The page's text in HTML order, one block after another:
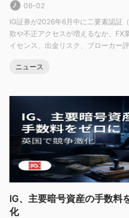
市場の取引ツール
IG証券は、
IG証券は、 最低入金額不要
ます。ライブ口座以外にも、デ
IG証券のデモ口座は、初心者
ールです。安全でリスクのな
す。IG証券のバーチャルフ
て、トレーダーは自分の資本を
ルを練習することができます。
06-02
IG証券が2026年6月中に二要素認証
欺や不正アクセスが増えるなか、FX
イセンス、出金リスク、ブローカー
ニュース
IG、主要暗号資産の手数
化